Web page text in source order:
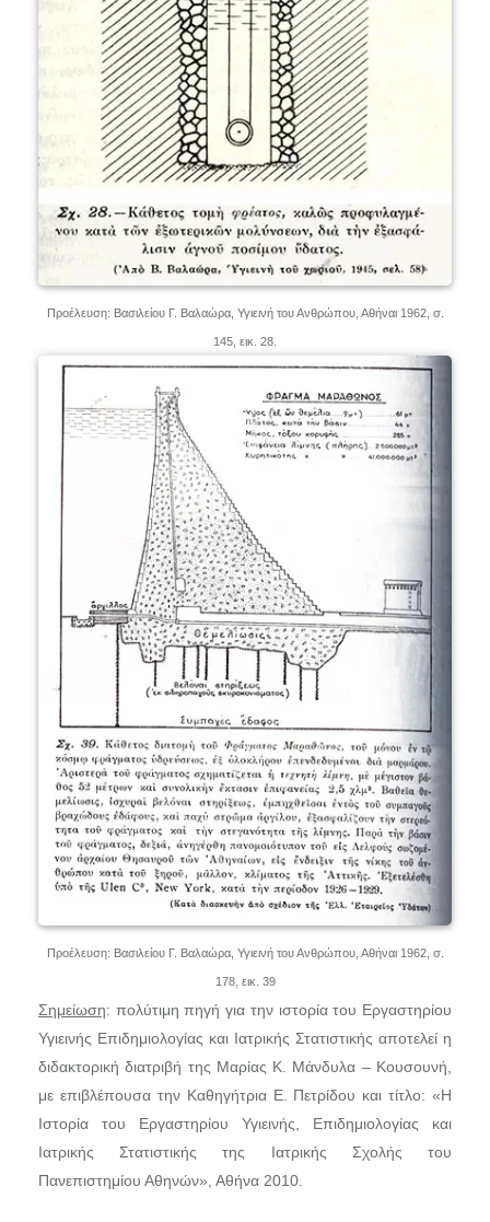
Προέλευση: Βασιλείου Γ. Βαλαώρα, Υγιεινή του Ανθρώπου, Αθήναι 1962, σ.
145, εικ. 28.
Προέλευση: Βασιλείου Γ. Βαλαώρα, Υγιεινή του Ανθρώπου, Αθήναι 1962, σ.
178, εικ. 39
Σημείωση: πολύτιμη πηγή για την ιστορία του Εργαστηρίου
Υγιεινής Επιδημιολογίας και Ιατρικής Στατιστικής αποτελεί η
διδακτορική διατριβή της Μαρίας Κ. Μάνδυλα – Κουσουνή,
με επιβλέπουσα την Καθηγήτρια Ε. Πετρίδου και τίτλο: «Η
Ιστορία του Εργαστηρίου Υγιεινής, Επιδημιολογίας και
Ιατρικής Στατιστικής της Ιατρικής Σχολής του
Πανεπιστημίου Αθηνών», Αθήνα 2010.